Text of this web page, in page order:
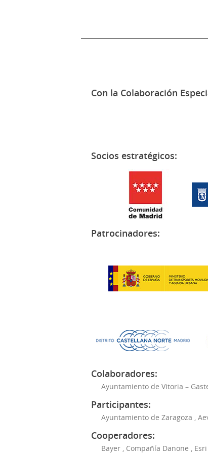
Con la Colaboración
Socios estratégicos:
Patrocinadores:
Colaboradores:
Ayuntamiento de Vitoria –
Participantes:
Ayuntamiento de Zaragoza
Cooperadores:
Bayer Compañía Danone